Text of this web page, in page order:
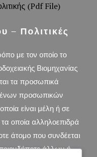
(pdf File)
– Πολιτικές
με τον οποίο το
Βιομηχανίας
τα προσωπικά
προσωπικών
είναι μέλη ή σε
οποία αλληλοεπιδρά
άτομο που συνδέεται
άλλων ή